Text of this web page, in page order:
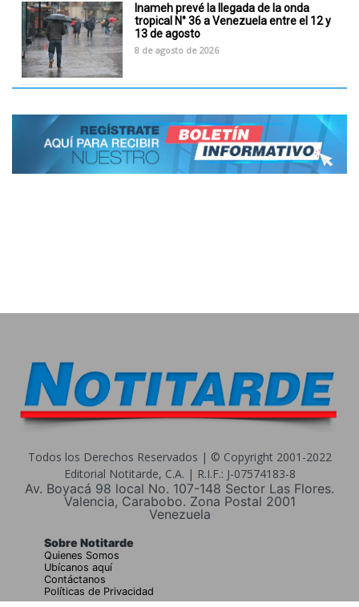
Inameh prevé la llegada de la onda
tropical N° 36 a Venezuela entre el 12 y
13 de agosto
8 de agosto de 2026
Todos los Derechos Reservados | © Copyright 2001-2022
Editorial Notitarde, C.A. | R.I.F.: J-07574183-8
Av. Boyacá 98 local No. 107-148 Sector Las Flores.
Valencia, Carabobo. Zona Postal 2001
Venezuela
Sobre Notitarde
Quienes Somos
Ubícanos aquí
Contáctanos
Políticas de Privacidad